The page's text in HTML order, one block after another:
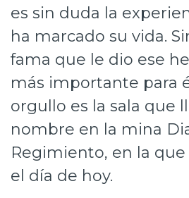
Transparencia activa
Proveedores
Acceso trabajadores/as
es sin duda la
ha marcado su vida.
fama que le dio ese
más importante para
orgullo es la sala que
nombre en la mina
Regimiento, en la
el día de hoy.